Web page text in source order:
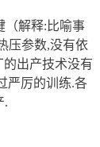
（解释:比喻事
压参数,没有依
的出产技术没有
严厉的训练.各
.